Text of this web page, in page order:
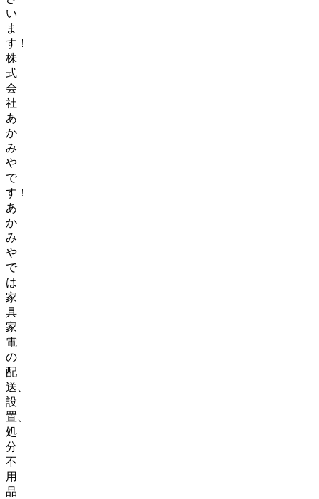
い
ま
す！
株
式
会
社
あ
か
み
や
で
す！
あ
か
み
や
で
は
家
具
家
電
の
配
送、
設
置、
処
分
不
用
品